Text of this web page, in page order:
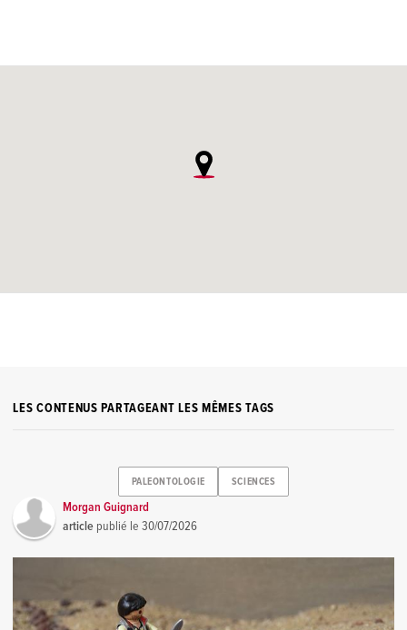
LES CONTENUS PARTAGEANT LES MÊMES TAGS
PALEONTOLOGIE SCIENCES
Morgan Guignard
article publié le30/07/2026